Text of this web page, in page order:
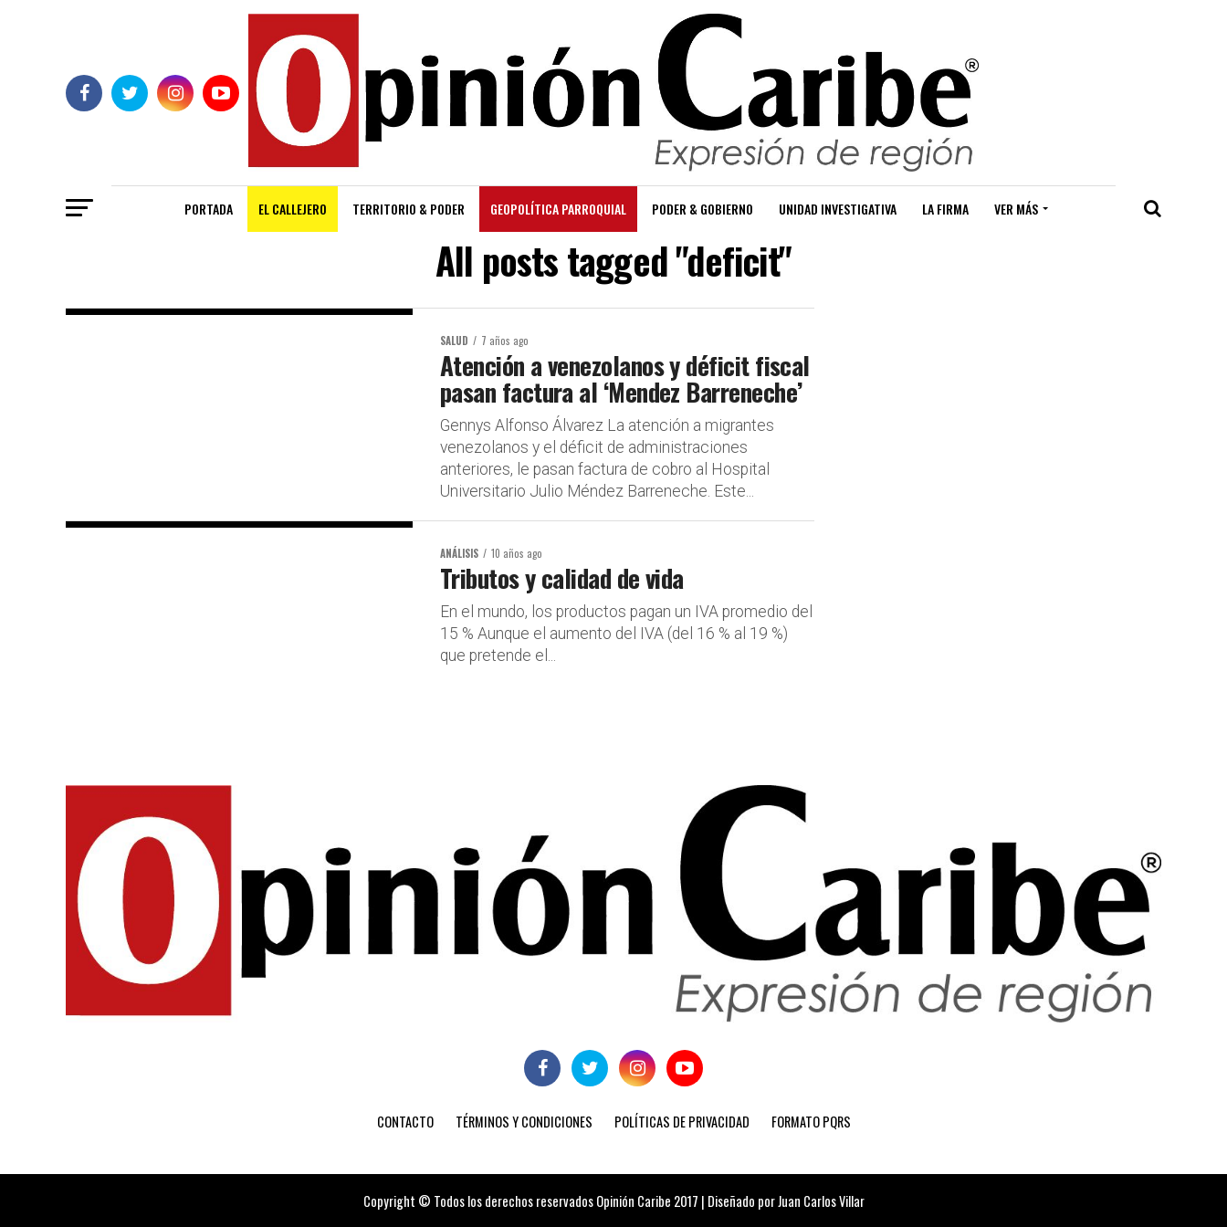
PORTADA EL CALLEJERO TERRITORIO & PODER GEOPOLÍTICA PARROQUIAL PODER & GOBIERNO UNIDAD INVESTIGATIVA LA FIRMA VER MÁS
All posts tagged "deficit"
SALUD 7 años ago
Atención a venezolanos y déficit fiscal
pasan factura al ‘Mendez Barreneche’
Gennys Alfonso Álvarez La atención a migrantes
venezolanos y el déficit de administraciones
anteriores, le pasan factura de cobro al Hospital
Universitario Julio Méndez Barreneche. Este...
ANÁLISIS 10 años ago
Tributos y calidad de vida
En el mundo, los productos pagan un IVA promedio del
15 % Aunque el aumento del IVA (del 16 % al 19 %)
que pretende el...
CONTACTO TÉRMINOS Y CONDICIONES POLÍTICAS DE PRIVACIDAD FORMATO PQRS
Copyright © Todos los derechos reservados Opinión Caribe 2017 | Diseñado por Juan Carlos Villar